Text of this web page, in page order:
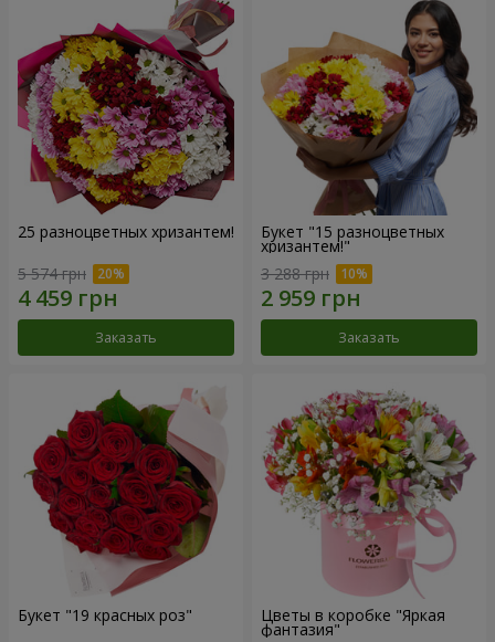
25 разноцветных хризантем!
5 574 грн
Заказать
Букет "15 разноцветных
хризантем!"
3 288 грн
Заказать
Букет "19 красных роз" Цветы в коробке "Яркая
фантазия"